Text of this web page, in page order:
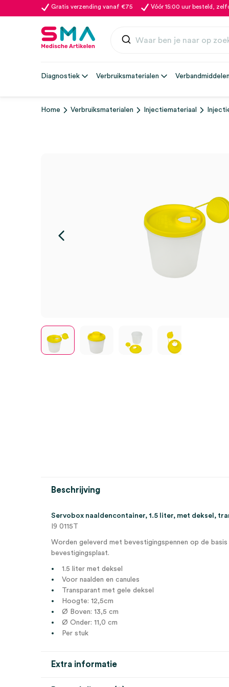
Gratis verzending vanaf €75 Vóór 15:00 uur besteld,
Diagnostiek Verbruiksmaterialen Verbandmiddelen
Home Verbruiksmaterialen Injectiemateriaal
Beschrijving
Servobox naaldencontainer, 1.5 liter, met deksel,
I9 0115T
Worden geleverd met bevestigingspennen op de
bevestigingsplaat.
1.5 liter met deksel
Voor naalden en canules
Transparant met gele deksel
Hoogte: 12,5cm
Ø Boven: 13,5 cm
Ø Onder: 11,0 cm
Per stuk
Extra informatie